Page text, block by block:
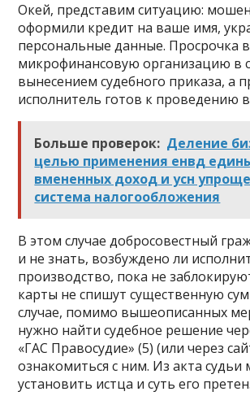
Окей, представим ситуацию:
оформили кредит на ваше имя,
персональные данные. Просрочка
микрофинансовую организацию в
вынесением судебного приказа, а
исполнитель готов к проведению
Больше проверок: Деление
целью применения енвд
вмененных доход и усн
система налогообложения
В этом случае добросовестный
и не знать, возбуждено ли
производство, пока не
карты не спишут существенную
случае, помимо вышеописанных
нужно найти судебное решение
«ГАС Правосудие» (5) (или через
ознакомиться с ним. Из акта
установить истца и суть его